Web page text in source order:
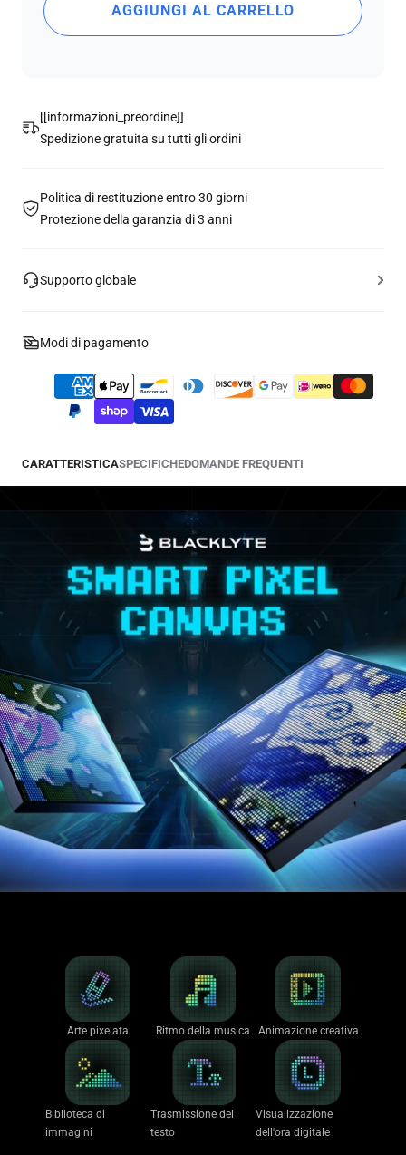
AGGIUNGI AL CARRELLO
[[informazioni_preordine]]
Spedizione gratuita su tutti gli ordini
Politica di restituzione entro 30 giorni
Protezione della garanzia di 3 anni
Supporto globale
Modi di pagamento
CARATTERISTICASPECIFICHEDOMANDE FREQUENTI
Arte pixelata Ritmo della musica Animazione creativa
Biblioteca di
immagini
Trasmissione del
testo
Visualizzazione
dell'ora digitale